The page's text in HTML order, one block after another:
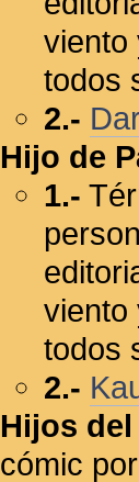
viento
todos
2.-
Hijo de
1.-
viento
todos
2.-
Hijos
cómic